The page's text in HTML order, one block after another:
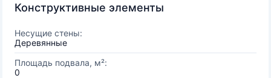
Конструктивные элементы
Несущие стены:
Деревянные
Площадь подвала, м²:
0